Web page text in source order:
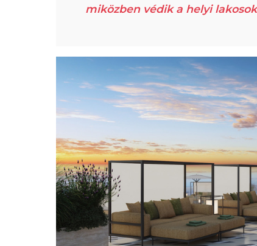
miközben védik a helyi